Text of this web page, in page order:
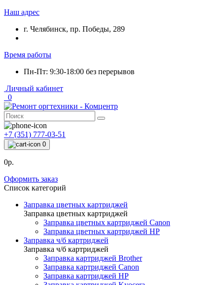
Наш адрес
г. Челябинск, пр. Победы, 289
Время работы
Пн-Пт: 9:30-18:00 без перерывов
Личный кабинет
0
+7 (351) 777-03-51
0
0р.
Оформить заказ
Список категорий
Заправка цветных картриджей
Заправка цветных картриджей
Заправка цветных картриджей Canon
Заправка цветных картриджей HP
Заправка ч/б картриджей
Заправка ч/б картриджей
Заправка картриджей Brother
Заправка картриджей Canon
Заправка картриджей HP